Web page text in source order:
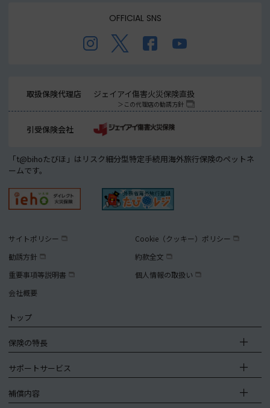
OFFICIAL SNS
取扱保険代理店 ジェイアイ傷害火災保険直扱
この代理店の勧誘方針
引受保険会社
「t@bihoたびほ」はリスク細分型特定手続用海外旅行保険のペットネ
ームです。
サイトポリシー
Cookie（クッキー）ポリシー
勧誘方針
約款全文
重要事項等説明書
個人情報の取扱い
会社概要
トップ
保険の特長
サポートサービス
補償内容